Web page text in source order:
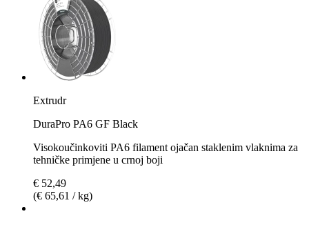
Extrudr
DuraPro PA6 GF Black
Visokoučinkoviti PA6 filament ojačan staklenim vlaknima za
tehničke primjene u crnoj boji
€ 52,49
(€ 65,61 / kg)